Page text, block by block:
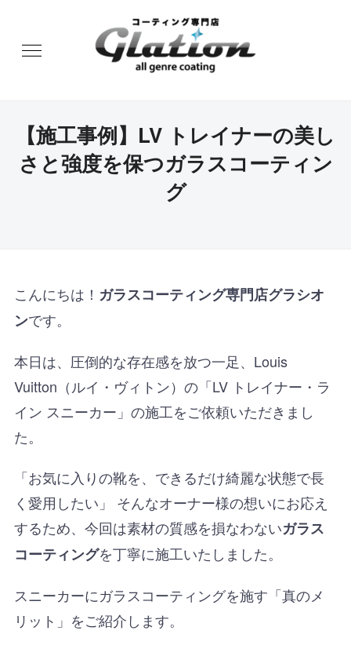
【施工事例】LV トレイナーの美し
さと強度を保つガラスコーティン
グ
こんにちは！ ガラスコーティング専門店グラシオ
ンです。
本日は、圧倒的な存在感を放つ一足、Louis
Vuitton（ルイ・ヴィトン）の「LV トレイナー・ラ
イン スニーカー」の施工をご依頼いただきまし
た。
「お気に入りの靴を、できるだけ綺麗な状態で長
く愛用したい」 そんなオーナー様の想いにお応え
するため、今回は素材の質感を損なわないガラス
コーティングを丁寧に施工いたしました。
スニーカーにガラスコーティングを施す「真のメ
リット」をご紹介します。